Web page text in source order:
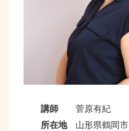
講師
菅原有紀
所在地
山形県鶴岡市